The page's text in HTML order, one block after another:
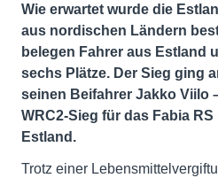
Wie erwartet wurde die
aus nordischen Ländern
belegen Fahrer aus Estland
sechs Plätze. Der Sieg ging
seinen Beifahrer Jakko Viilo
WRC2-Sieg für das Fabia RS
Estland.
Trotz einer